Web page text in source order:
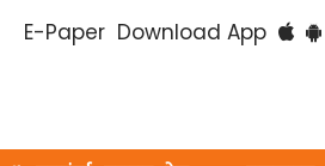
E-Paper Download App